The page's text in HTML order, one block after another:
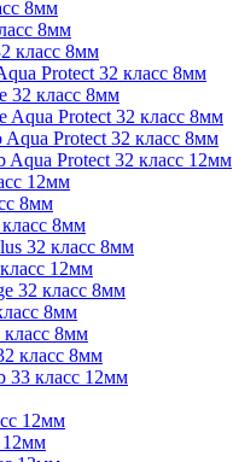
8мм
8мм
класс 8мм
Protect 32 класс 8мм
32 класс 8мм
Aqua Protect 32 класс 8мм
Protect 32 класс 8мм
Aqua Protect 32 класс 12мм
12мм
8мм
8мм
32 класс 8мм
12мм
32 класс 8мм
8мм
класс 8мм
класс 8мм
33 класс 12мм
12мм
12мм